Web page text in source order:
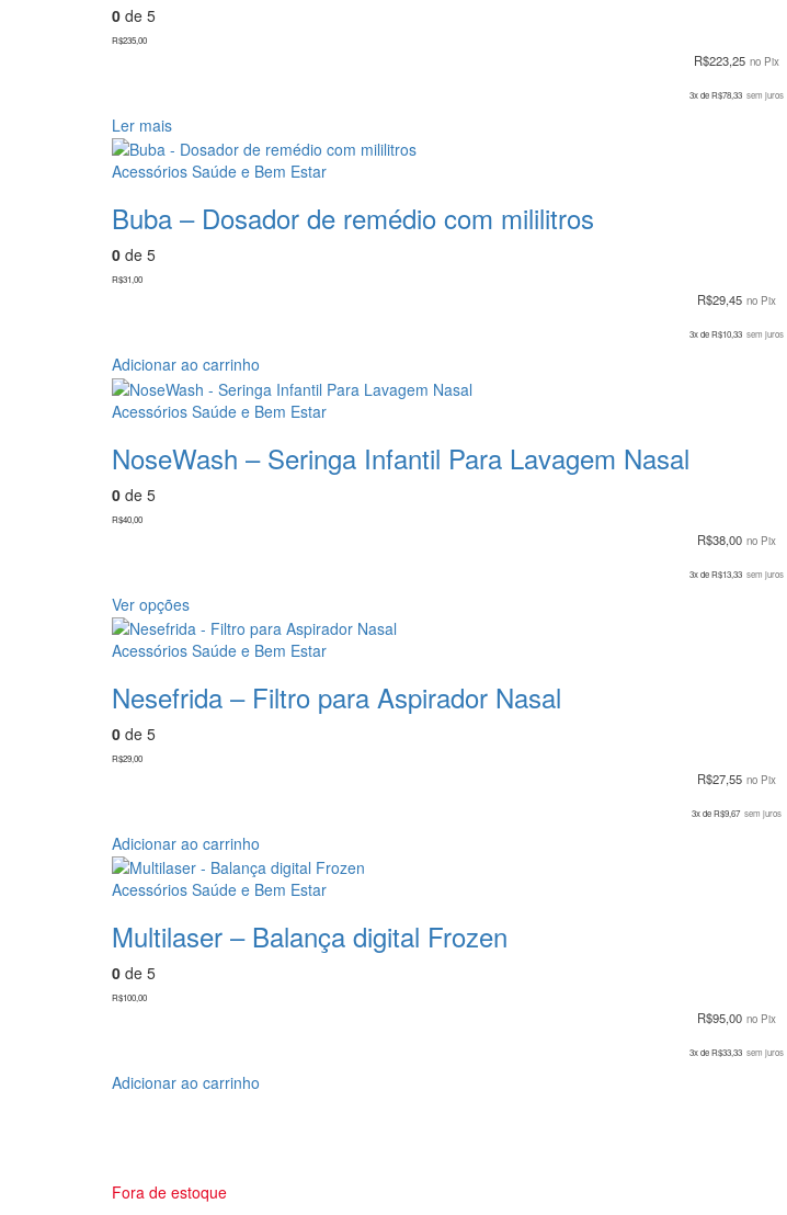
0 de 5
R$235,00
R$223,25 no Pix
3x deR$78,33 sem juros
Ler mais
Acessórios Saúde e Bem Estar
Buba – Dosador de remédio com mililitros
0 de 5
R$31,00
R$29,45 no Pix
3x deR$10,33 sem juros
Adicionar ao carrinho
Acessórios Saúde e Bem Estar
NoseWash – Seringa Infantil Para Lavagem Nasal
0 de 5
R$40,00
R$38,00 no Pix
3x deR$13,33 sem juros
Ver opçõesEste
produto
tem
variantes.
As
página
do
produto
Acessórios Saúde e Bem Estar
Nesefrida – Filtro para Aspirador Nasal
0 de 5
R$29,00
R$27,55 no Pix
3x deR$9,67 sem juros
Adicionar ao carrinho
Acessórios Saúde e Bem Estar
Multilaser – Balança digital Frozen
0 de 5
R$100,00
R$95,00 no Pix
3x deR$33,33 sem juros
Adicionar ao carrinho
Fora de estoque